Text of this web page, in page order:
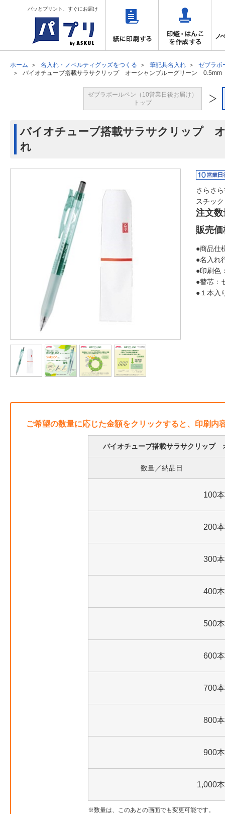
パッとプリント、すぐにお届け
ホーム 名入れ・ノベルティグッズをつくる 筆記具名入れ
ゼブラボ
バイオチューブ搭載サラサクリップ オーシャンブルーグリーン
ゼブラボールペン（10営業日後お届け）
トップ
バイオチューブ搭載サラサクリップ
れ
さらさ
スチッ
注文数
販売価
●商品仕
●名入れ
●印刷色
●替芯：
●１本入
ご希望の数量に応じた金額をクリックすると、印刷内
バイオチューブ搭載サラサクリッ
数量／納品日
100本
200本
300本
400本
500本
600本
700本
800本
900本
1,000本
数量は、このあとの画面でも変更可能です。